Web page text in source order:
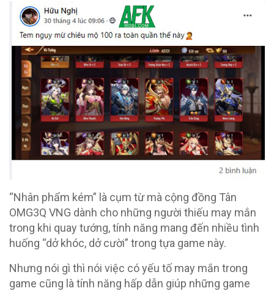
“Nhân phẩm kém” là cụm từ mà cộng đồng Tân
OMG3Q VNG dành cho những người thiếu may mắn
trong khi quay tướng, tính năng mang đến nhiều tình
huống “dở khóc, dở cười” trong tựa game này.
Nhưng nói gì thì nói việc có yếu tố may mắn trong
game cũng là tính năng hấp dẫn giúp những game